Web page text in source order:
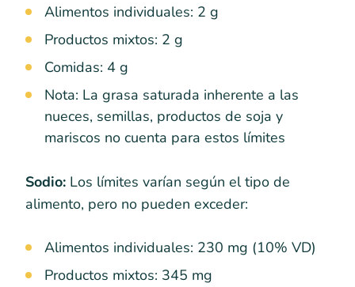
Alimentos individuales: 2 g
Productos mixtos: 2 g
Comidas: 4 g
Nota: La grasa saturada inherente a las
nueces, semillas, productos de soja y
mariscos no cuenta para estos límites
Sodio: Los límites varían según el tipo de
alimento, pero no pueden exceder:
Alimentos individuales: 230 mg (10% VD)
Productos mixtos: 345 mg